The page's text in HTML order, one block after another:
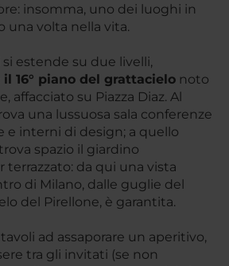
insomma, uno dei luoghi in
una volta nella vita.
si estende su due livelli,
il 16° piano del grattacielo noto
affacciato su Piazza Diaz. Al
una lussuosa sala conferenze
e interni di design; a quello
spazio il giardino
terrazzato: da qui una vista
di Milano, dalle guglie del
del Pirellone, è garantita.
ad assaporare un aperitivo,
tra gli invitati (se non